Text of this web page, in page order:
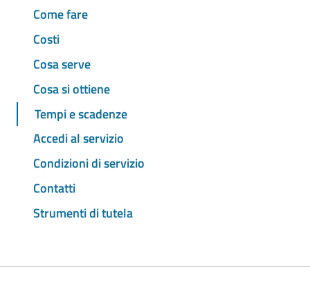
Come fare
Costi
Cosa serve
Cosa si ottiene
Tempi e scadenze
Accedi al servizio
Condizioni di servizio
Contatti
Strumenti di tutela